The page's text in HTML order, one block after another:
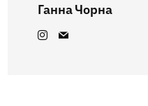
Ганна Чорна